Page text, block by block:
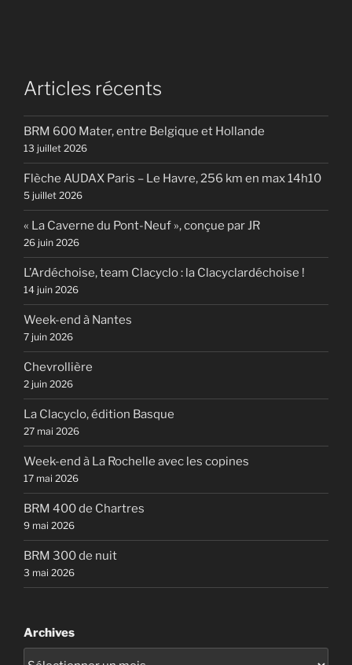
Articles récents
BRM 600 Mater, entre Belgique et Hollande
13 juillet 2026
Flèche AUDAX Paris – Le Havre, 256 km en max 14h10
5 juillet 2026
« La Caverne du Pont-Neuf », conçue par JR
26 juin 2026
L’Ardéchoise, team Clacyclo : la Clacyclardéchoise !
14 juin 2026
Week-end à Nantes
7 juin 2026
Chevrollière
2 juin 2026
La Clacyclo, édition Basque
27 mai 2026
Week-end à La Rochelle avec les copines
17 mai 2026
BRM 400 de Chartres
9 mai 2026
BRM 300 de nuit
3 mai 2026
Archives